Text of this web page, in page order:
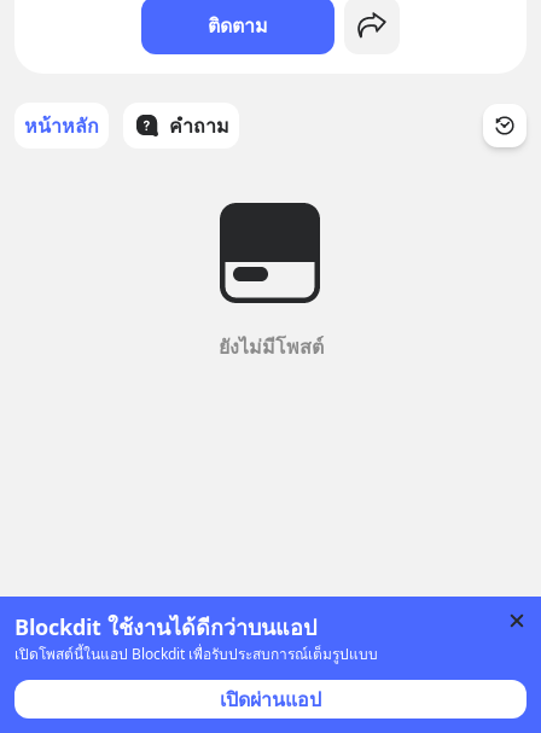
Blockdit ใช้งานได้ดีกว่าบนแอป
เปิดโพสต์นี้ในแอป Blockdit เพื่อรับประสบการณ์เต็มรูปแบบ
เปิดผ่านแอป
ติดตาม
หน้าหลัก คำถาม
ยังไม่มีโพสต์